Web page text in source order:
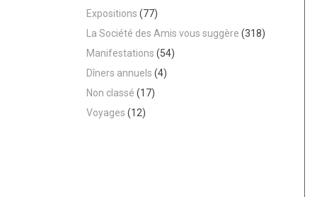
Expositions (77)
La Société des Amis vous suggère (318)
Manifestations (54)
Dîners annuels (4)
Non classé (17)
Voyages (12)